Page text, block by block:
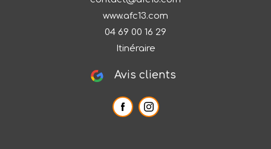
www.afc13.com
04 69 00 16 29
Itinéraire
Avis clients